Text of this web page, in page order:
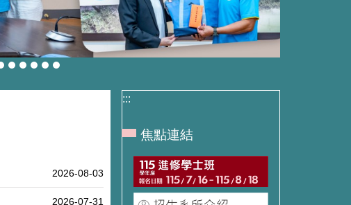
2026-08-03
2026-07-31
:::
焦點連結